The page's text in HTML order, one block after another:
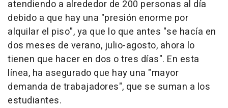
atendiendo a alrededor de 200 personas al día
debido a que hay una "presión enorme por
alquilar el piso", ya que lo que antes "se hacía en
dos meses de verano, julio-agosto, ahora lo
tienen que hacer en dos o tres días". En esta
línea, ha asegurado que hay una "mayor
demanda de trabajadores", que se suman a los
estudiantes.